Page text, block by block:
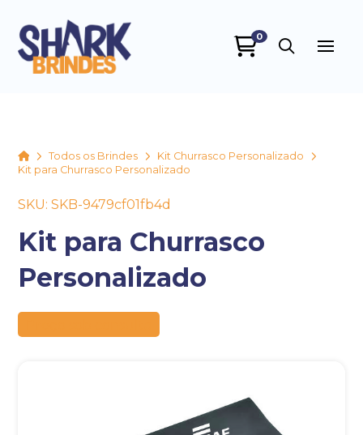
0
HomeTodos os Brindes
Kit Churrasco Personalizado
Kit para Churrasco Personalizado
SKU: SKB-9479cf01fb4d
Kit para Churrasco
Personalizado
Eu concordo em receber comunicações.